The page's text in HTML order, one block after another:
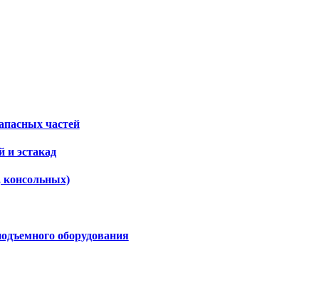
частей
и эстакад
консольных)
оборудования